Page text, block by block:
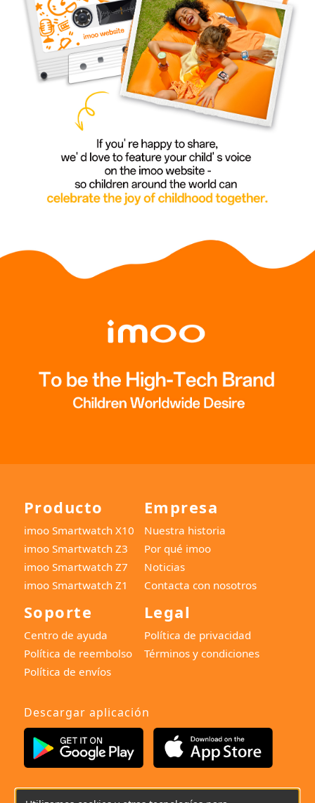
Producto
imoo Smartwatch X10
imoo Smartwatch Z3
imoo Smartwatch Z7
imoo Smartwatch Z1
Empresa
Nuestra historia
Por qué imoo
Noticias
Contacta con nosotros
Soporte
Centro de ayuda
Política de reembolso
Política de envíos
Legal
Política de privacidad
Términos y condiciones
Descargar aplicación